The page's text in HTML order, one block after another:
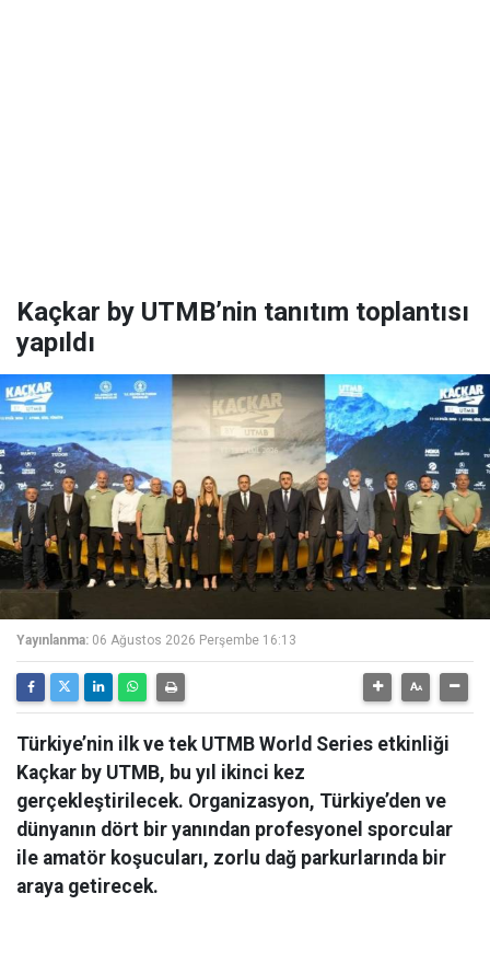
Kaçkar by UTMB’nin tanıtım toplantısı
yapıldı
Yayınlanma: 06 Ağustos 2026 Perşembe 16:13
Türkiye’nin ilk ve tek UTMB World Series etkinliği
Kaçkar by UTMB, bu yıl ikinci kez
gerçekleştirilecek. Organizasyon, Türkiye’den ve
dünyanın dört bir yanından profesyonel sporcular
ile amatör koşucuları, zorlu dağ parkurlarında bir
araya getirecek.